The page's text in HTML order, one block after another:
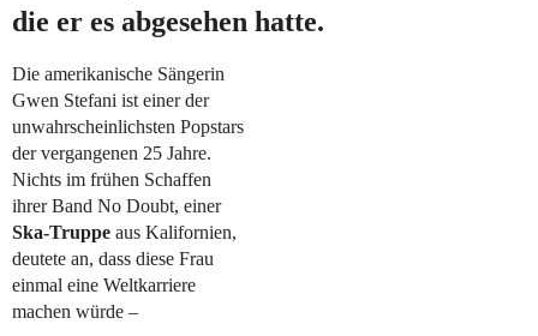
die er es abgesehen hatte.
Die amerikanische Sängerin
Gwen Stefani ist einer der
unwahrscheinlichsten Popstars
der vergangenen 25 Jahre.
Nichts im frühen Schaffen
ihrer Band No Doubt, einer
Ska-Truppe aus Kalifornien,
deutete an, dass diese Frau
einmal eine Weltkarriere
machen würde –